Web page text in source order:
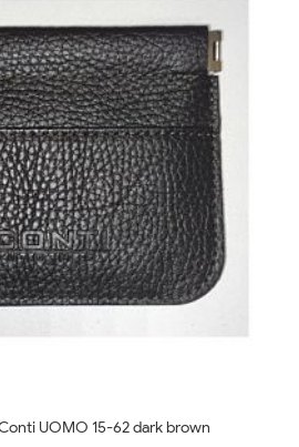
UOMO 15-62 dark brown